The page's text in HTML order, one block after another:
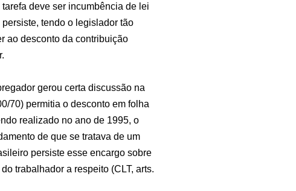
deve ser incumbência de lei
tendo o legislador tão
ao desconto da contribuição
gerou certa discussão na
70) permitia o desconto em folha
realizado no ano de 1995, o
de que se tratava de um
persiste esse encargo sobre
trabalhador a respeito (CLT, arts.